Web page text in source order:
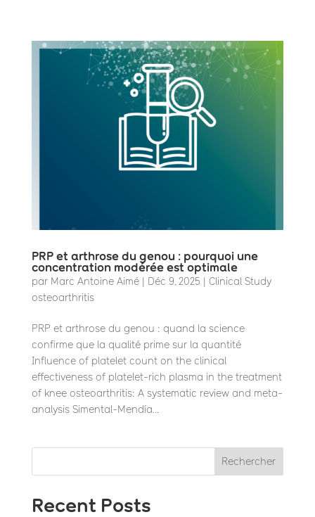
PRP et arthrose du genou : pourquoi une
concentration modérée est optimale
par Marc Antoine Aimé| Déc 9, 2025
Clinical Study
osteoarthritis
PRP et arthrose du genou : quand la science
confirme que la qualité prime sur la quantité
Influence of platelet count on the clinical
effectiveness of platelet-rich plasma in the treatment
of knee osteoarthritis: A systematic review and meta-
analysis Simental-Mendía...
Rechercher
Recent Posts